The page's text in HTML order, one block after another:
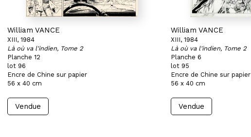
William VANCE
XIII, 1984
Là où va l'indien, Tome 2
Planche 12
lot 96
Encre de Chine sur papier
56 x 40 cm
Vendue
William VANCE
XIII, 1984
Là où va l'indien, Tome 2
Planche 6
lot 95
Encre de Chine sur papier
56 x 40 cm
Vendue